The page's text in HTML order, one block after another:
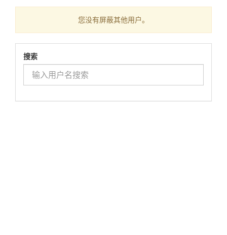
您没有屏蔽其他用户。
搜索